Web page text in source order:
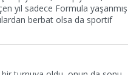
yıl sadece Formula yaşanmış
berbat olsa da sportif